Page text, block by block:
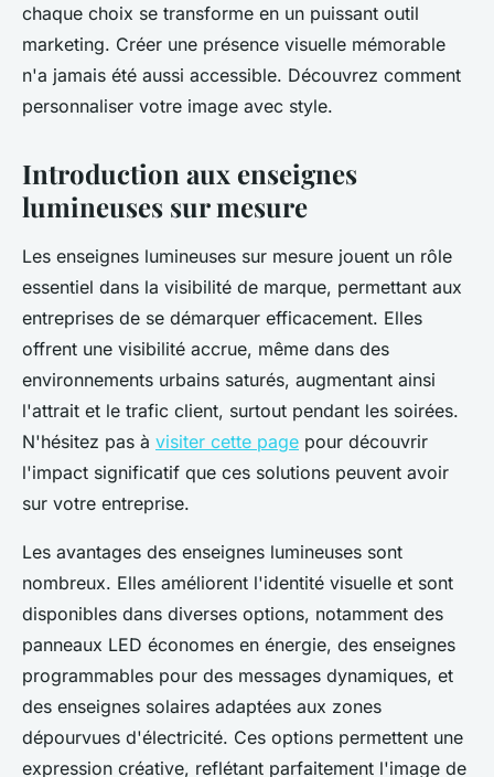
chaque choix se transforme en un puissant outil
marketing. Créer une présence visuelle mémorable
n'a jamais été aussi accessible. Découvrez comment
personnaliser votre image avec style.
Introduction aux enseignes
lumineuses sur mesure
Les enseignes lumineuses sur mesure jouent un rôle
essentiel dans la visibilité de marque, permettant aux
entreprises de se démarquer efficacement. Elles
offrent une visibilité accrue, même dans des
environnements urbains saturés, augmentant ainsi
l'attrait et le trafic client, surtout pendant les soirées.
N'hésitez pas à visiter cette page pour découvrir
l'impact significatif que ces solutions peuvent avoir
sur votre entreprise.
Les avantages des enseignes lumineuses sont
nombreux. Elles améliorent l'identité visuelle et sont
disponibles dans diverses options, notamment des
panneaux LED économes en énergie, des enseignes
programmables pour des messages dynamiques, et
des enseignes solaires adaptées aux zones
dépourvues d'électricité. Ces options permettent une
expression créative, reflétant parfaitement l'image de